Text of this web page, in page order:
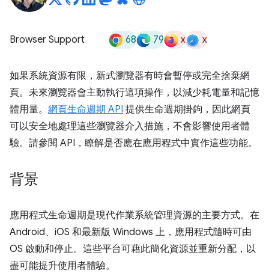
Browser Support 68 79 x x
如果系統資源有限，新式瀏覽器有時會暫停或完全捨棄網
頁。未來瀏覽器會主動執行這項操作，以減少耗電量和記憶
體用量。 網頁生命週期 API 提供生命週期掛鉤，因此網頁
可以安全地處理這些瀏覽器介入措施，不會影響使用者體
驗。請參閱 API，瞭解是否應在應用程式中實作這些功能。
背景
應用程式生命週期是現代作業系統管理資源的主要方式。在
Android、iOS 和最新版 Windows 上，應用程式隨時可由
OS 啟動和停止。這些平台可藉此簡化資源並重新分配，以
盡可能提升使用者體驗。